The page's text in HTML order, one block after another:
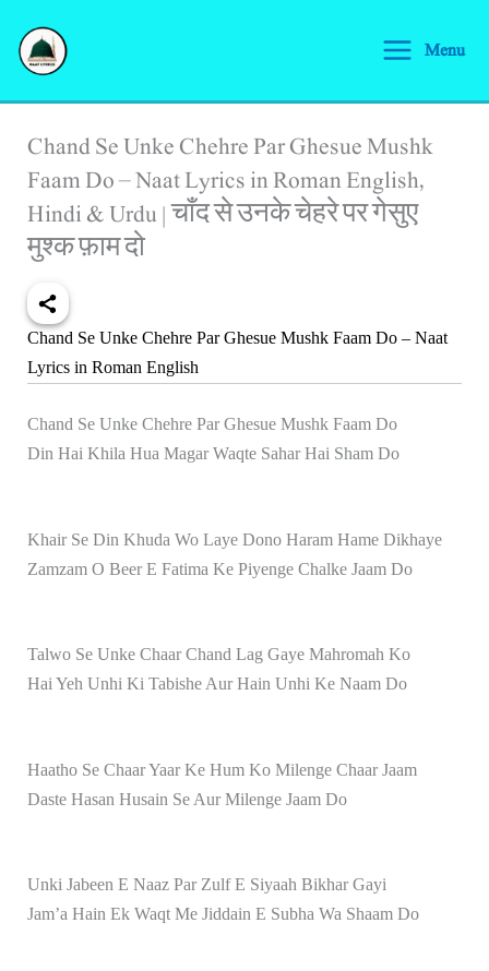
content
Menu
Chand Se Unke Chehre Par Ghesue Mushk
Faam Do – Naat Lyrics in Roman English,
Hindi & Urdu | चाँद से उनके चेहरे पर गेसुए
मुश्क फ़ाम दो
Chand Se Unke Chehre Par Ghesue Mushk Faam Do – Naat
Lyrics in Roman English
Chand Se Unke Chehre Par Ghesue Mushk Faam Do
Din Hai Khila Hua Magar Waqte Sahar Hai Sham Do
Khair Se Din Khuda Wo Laye Dono Haram Hame Dikhaye
Zamzam O Beer E Fatima Ke Piyenge Chalke Jaam Do
Talwo Se Unke Chaar Chand Lag Gaye Mahromah Ko
Hai Yeh Unhi Ki Tabishe Aur Hain Unhi Ke Naam Do
Haatho Se Chaar Yaar Ke Hum Ko Milenge Chaar Jaam
Daste Hasan Husain Se Aur Milenge Jaam Do
Unki Jabeen E Naaz Par Zulf E Siyaah Bikhar Gayi
Jam’a Hain Ek Waqt Me Jiddain E Subha Wa Shaam Do
e
c
h